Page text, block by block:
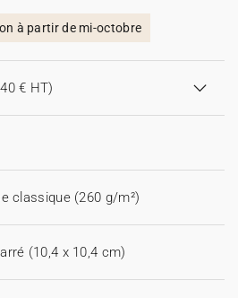
à partir de mi-octobre
€ HT)
classique (260 g/m²)
(10,4 x 10,4 cm)